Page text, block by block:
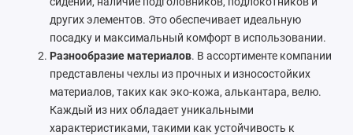
других элементов. Это обеспечивает идеальную
посадку и максимальный комфорт в использовании.
Разнообразие материалов. В ассортименте компании
представлены чехлы из прочных и износостойких
материалов, таких как эко-кожа, алькантара, велю.
Каждый из них обладает уникальными
характеристиками, такими как устойчивость к